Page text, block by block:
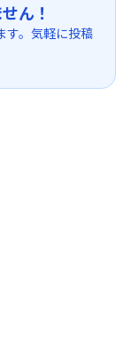
ん！
す。気軽に投稿